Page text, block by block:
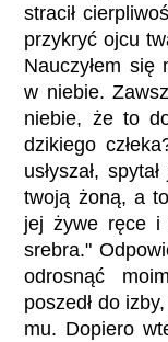
stracił
przykryć ojcu
Nauczyłem
w niebie.
niebie, że to
dzikiego
usłyszał,
twoją żoną, a
jej żywe ręce i
srebra."
odrosnąć
poszedł do
mu. Dopiero